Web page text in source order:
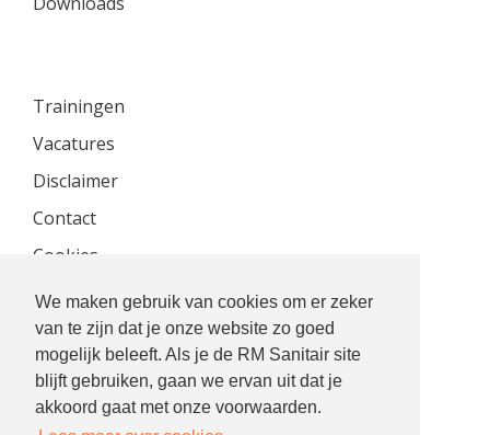
We maken gebruik van cookies om er zeker
van te zijn dat je onze website zo goed
mogelijk beleeft. Als je de RM Sanitair site
blijft gebruiken, gaan we ervan uit dat je
akkoord gaat met onze voorwaarden.
Trainingen
Vacatures
Disclaimer
Contact
Cookies
Privacyverklaring